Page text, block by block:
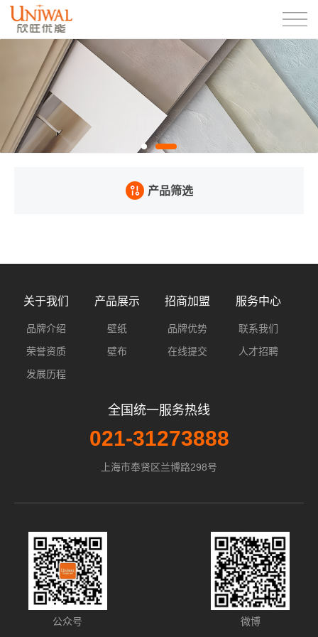
产品筛选
关于我们
品牌介绍
荣誉资质
发展历程
产品展示
壁纸
壁布
招商加盟
品牌优势
在线提交
服务中心
联系我们
人才招聘
全国统一服务热线
021-31273888
上海市奉贤区兰博路298号
公众号 微博